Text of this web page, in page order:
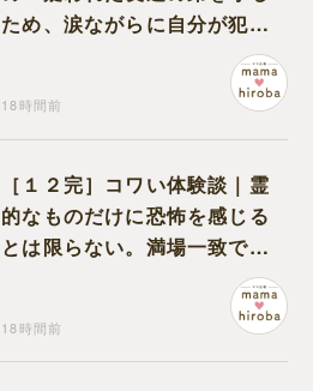
ため、涙ながらに自分が犯人
18時間前
［１２完］コワい体験談｜霊
的なものだけに恐怖を感じる
とは限らない。満場一致でコ
ワいと認定された意外な体験
18時間前